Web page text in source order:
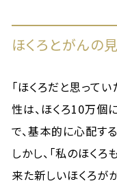
ほくろとがんの
「ほくろだと思って
性は、ほくろ10万個
で、基本的に心配す
しかし、「私のほくろ
来た新しいほくろが